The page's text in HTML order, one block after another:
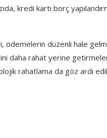
kredi kartı borç
ödemelerin düzenli hale
daha rahat yerine
rahatlama da göz ardı